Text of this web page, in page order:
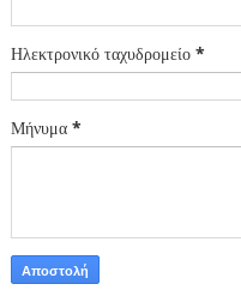
Ηλεκτρονικό ταχυδρομείο *
Μήνυμα *